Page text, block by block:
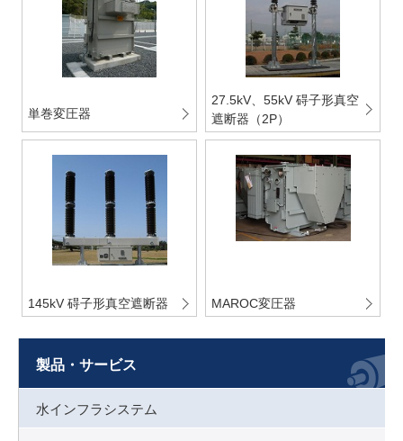
単巻変圧器
27.5kV、55kV 碍子形真空
遮断器（2P）
145kV 碍子形真空遮断器 MAROC変圧器
製品・サービス
水インフラシステム